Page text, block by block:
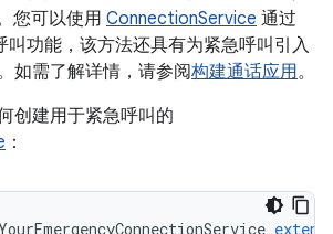
您可以使用 ConnectionService 通过
叫功能，该方法还具有为紧急呼叫引入
如需了解详情，请参阅构建通话应用。
创建用于紧急呼叫的
：
YourEmergencyConnectionService